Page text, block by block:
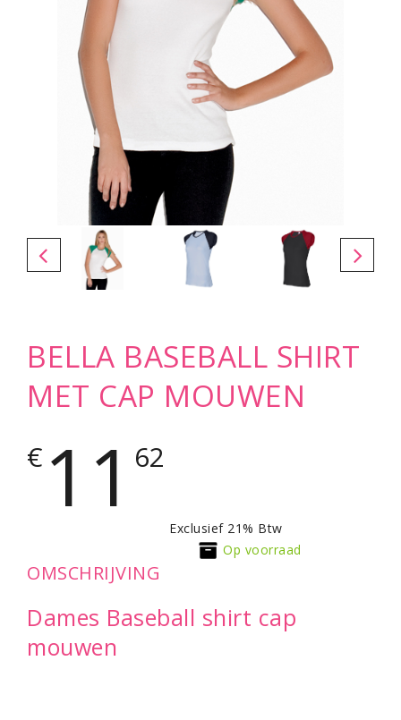
BELLA BASEBALL SHIRT
MET CAP MOUWEN
€ 11 62
Exclusief 21% Btw
Op voorraad
OMSCHRIJVING
Dames Baseball shirt cap
mouwen